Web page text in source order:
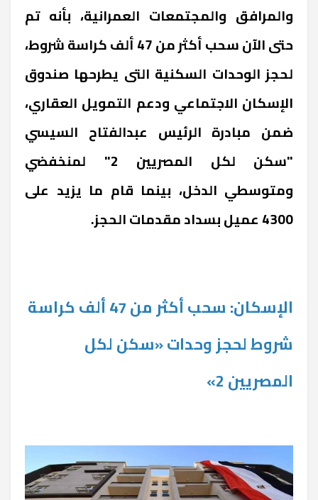
والمرافق والمجتمعات العمرانية، بأنه تم
حتى الآن سحب أكثر من 47 ألف كراسة شروط،
لحجز الوحدات السكنية التى يطرحها صندوق
الإسكان الاجتماعي ودعم التمويل العقاري،
ضمن مبادرة الرئيس عبدالفتاح السيسي
"سكن لكل المصريين 2" لمنخفضي
ومتوسطي الدخل، بينما قام ما يزيد على
4300 عميل بسداد مقدمات الحجز.
الإسكان: سحب أكثر من 47 ألف كراسة
شروط لحجز وحدات «سكن لكل
المصريين 2»